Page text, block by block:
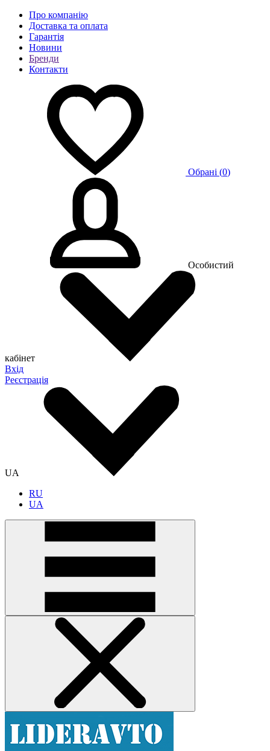
Про компанію
Доставка та оплата
Гарантія
Новини
Бренди
Контакти
Обрані (0)
Особистий
кабінет
Вхід
Реєстрація
UA
RU
UA